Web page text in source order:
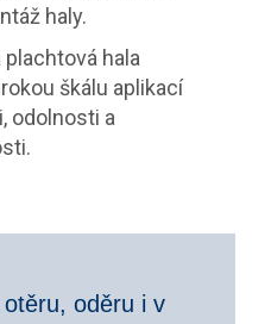
haly.
hala
škálu aplikací
odolnosti a
oděru i v